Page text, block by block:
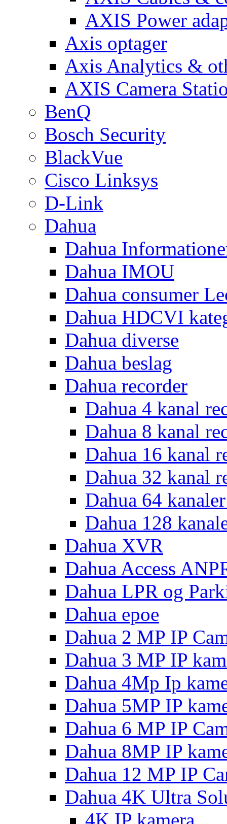
AXIS Power
Axis optager
Axis Analytics &
AXIS Camera
BenQ
Bosch Security
BlackVue
Cisco Linksys
D-Link
Dahua
Dahua
Dahua IMOU
Dahua consumer
Dahua HDCVI
Dahua diverse
Dahua beslag
Dahua recorder
Dahua 4 kanal
Dahua 8 kanal
Dahua 16 kanal
Dahua 32 kanal
Dahua 64
Dahua 128
Dahua XVR
Dahua Access
Dahua LPR og
Dahua epoe
Dahua 2 MP IP
Dahua 3 MP IP
Dahua 4Mp Ip
Dahua 5MP IP
Dahua 6 MP IP
Dahua 8MP IP
Dahua 12 MP IP
Dahua 4K Ultra
4K IP kamera